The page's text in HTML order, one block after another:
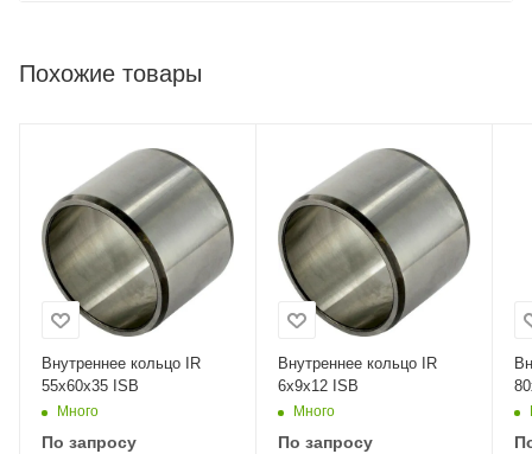
Похожие товары
Внутреннее кольцо IR
55x60x35 ISB
Много
По запросу
Внутреннее кольцо IR
6x9x12 ISB
Много
По запросу